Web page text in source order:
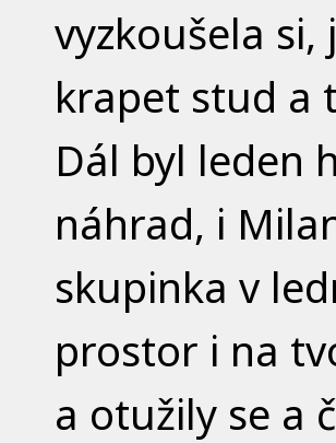
vyzkoušela
krapet stud a
Dál byl leden
náhrad, i
skupinka v
prostor i na
a otužily se a